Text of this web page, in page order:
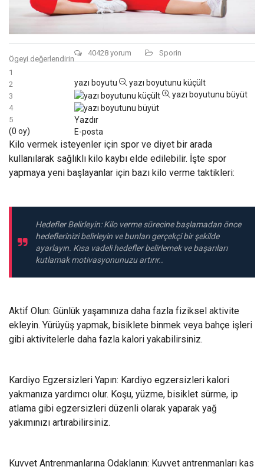
40428 yorum Sporin
Ögeyi değerlendirin
1
2
3
4
5
(0 oy)
yazı boyutu
yazı boyutunu küçült
yazı boyutunu büyüt
Yazdır
E-posta
Kilo vermek isteyenler için spor ve diyet bir arada
kullanılarak sağlıklı kilo kaybı elde edilebilir. İşte spor
yapmaya yeni başlayanlar için bazı kilo verme taktikleri:
Hedefler Belirleyin: Kilo verme sürecine başlamadan önce
hedeflerinizi belirleyin ve bunları gerçekçi bir şekilde
ayarlayın. Kısa vadeli hedefler belirlemek ve başarıları
kutlamak motivasyonunuzu artırır..
Aktif Olun: Günlük yaşamınıza daha fazla fiziksel aktivite
ekleyin. Yürüyüş yapmak, bisiklete binmek veya bahçe işleri
gibi aktivitelerle daha fazla kalori yakabilirsiniz.
Kardiyo Egzersizleri Yapın: Kardiyo egzersizleri kalori
yakmanıza yardımcı olur. Koşu, yüzme, bisiklet sürme, ip
atlama gibi egzersizleri düzenli olarak yaparak yağ
yakımınızı artırabilirsiniz.
Kuvvet Antrenmanlarına Odaklanın: Kuvvet antrenmanları kas